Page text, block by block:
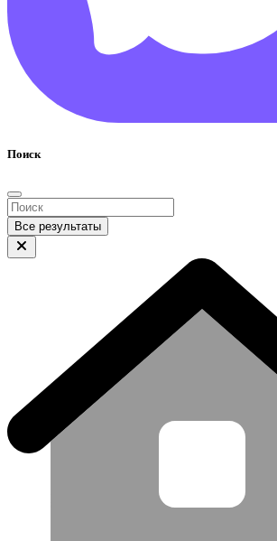
Поиск
Все результаты